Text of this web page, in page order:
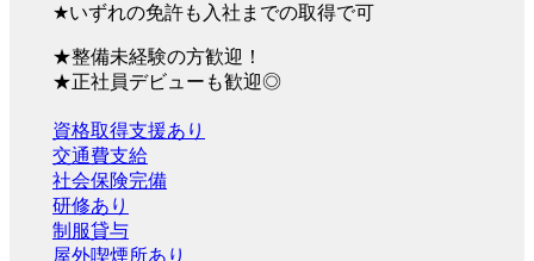
★いずれの免許も入社までの取得で可
★整備未経験の方歓迎！
★正社員デビューも歓迎◎
資格取得支援あり
交通費支給
社会保険完備
研修あり
制服貸与
屋外喫煙所あり